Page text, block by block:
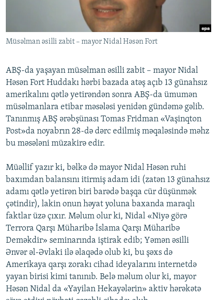
İSLAM VƏ DEMOKRATIYA
İZ - MƏDƏNIYYƏT PROQRAMI
PEŞƏ ETIKASI VƏ JURNALISTIKA STANDARTLARIMIZ
MATERIALLARIMIZDAN ISTIFADƏ
AZADLIQRADIOSU MOBIL TELEFONUNUZDA
XƏBƏR BÜLLETENLƏRIMIZ
RFE/RL-in bütün saytları
Müsəlman əsilli zabit – mayor Nidal Həsən Fort
ABŞ-da yaşayan müsəlman əsilli zabit – mayor Nidal
Həsən Fort Huddakı hərbi bazada atəş açıb 13 günahsız
amerikalını qətlə yetirəndən sonra ABŞ-da ümumən
müsəlmanlara etibar məsələsi yenidən gündəmə gəlib.
Tanınmış ABŞ ərəbşünası Tomas Fridman «Vaşinqton
Post»da noyabrın 28-də dərc edilmiş məqaləsində məhz
bu məsələni müzakirə edir.
Müəllif yazır ki, bəlkə də mayor Nidal Həsən ruhi
baxımdan balansını itirmiş adam idi (zatən 13 günahsız
adamı qətlə yetirən biri barədə başqa cür düşünmək
çətindir), lakin onun həyat yoluna baxanda maraqlı
faktlar üzə çıxır. Məlum olur ki, Nidal «Niyə görə
Terrora Qarşı Müharibə İslama Qarşı Müharibə
Deməkdir» seminarında iştirak edib; Yəmən əsilli
Ənvər əl-Əvlaki ilə əlaqədə olub ki, bu şəxs də
Amerikaya qarşı zorakı cihad ideyalarını internetdə
yayan birisi kimi tanınıb. Belə məlum olur ki, mayor
Həsən Nidal da «Yayilan Hekayələrin» aktiv hərəkətə